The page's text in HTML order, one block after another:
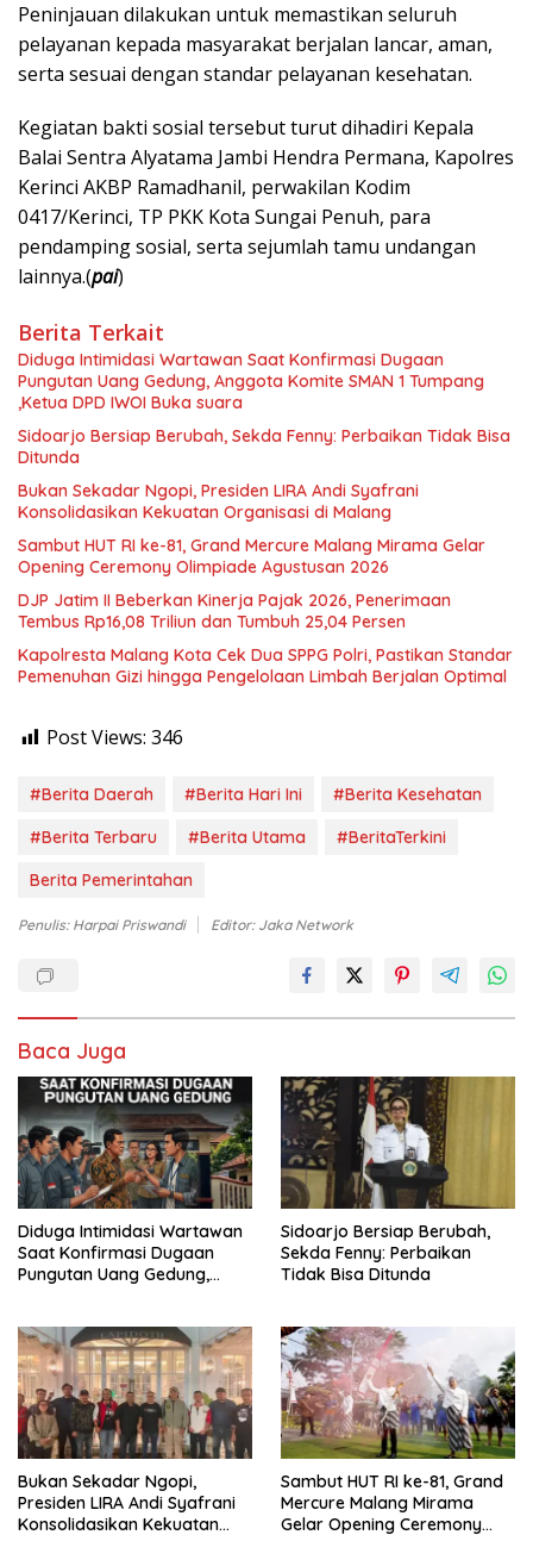
Peninjauan dilakukan untuk memastikan seluruh
pelayanan kepada masyarakat berjalan lancar, aman,
serta sesuai dengan standar pelayanan kesehatan.
Kegiatan bakti sosial tersebut turut dihadiri Kepala
Balai Sentra Alyatama Jambi Hendra Permana, Kapolres
Kerinci AKBP Ramadhanil, perwakilan Kodim
0417/Kerinci, TP PKK Kota Sungai Penuh, para
pendamping sosial, serta sejumlah tamu undangan
lainnya.(pai)
Berita Terkait
Diduga Intimidasi Wartawan Saat Konfirmasi Dugaan
Pungutan Uang Gedung, Anggota Komite SMAN 1 Tumpang
,Ketua DPD IWOI Buka suara
Sidoarjo Bersiap Berubah, Sekda Fenny: Perbaikan Tidak Bisa
Ditunda
Bukan Sekadar Ngopi, Presiden LIRA Andi Syafrani
Konsolidasikan Kekuatan Organisasi di Malang
Sambut HUT RI ke-81, Grand Mercure Malang Mirama Gelar
Opening Ceremony Olimpiade Agustusan 2026
DJP Jatim II Beberkan Kinerja Pajak 2026, Penerimaan
Tembus Rp16,08 Triliun dan Tumbuh 25,04 Persen
Kapolresta Malang Kota Cek Dua SPPG Polri, Pastikan Standar
Pemenuhan Gizi hingga Pengelolaan Limbah Berjalan Optimal
Post Views: 346
#Berita Daerah #Berita Hari Ini
#Berita Kesehatan
#Berita Terbaru
#Berita Utama
#BeritaTerkini
Berita Pemerintahan
Penulis: Harpai Priswandi Editor: Jaka Network
Baca Juga
Diduga Intimidasi Wartawan
Saat Konfirmasi Dugaan
Pungutan Uang Gedung,
Buka suara
Sidoarjo Bersiap Berubah,
Sekda Fenny: Perbaikan
Tidak Bisa Ditunda
Bukan Sekadar Ngopi,
Presiden LIRA Andi Syafrani
Konsolidasikan Kekuatan
Sambut HUT RI ke-81, Grand
Mercure Malang Mirama
Gelar Opening Ceremony